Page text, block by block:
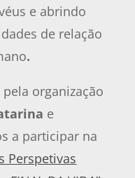
e abrindo
de relação
.
organização
e
a participar na
Perspetivas